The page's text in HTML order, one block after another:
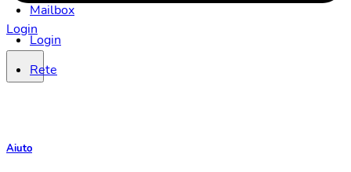
Login
Mailbox
Login
Rete
Aiuto